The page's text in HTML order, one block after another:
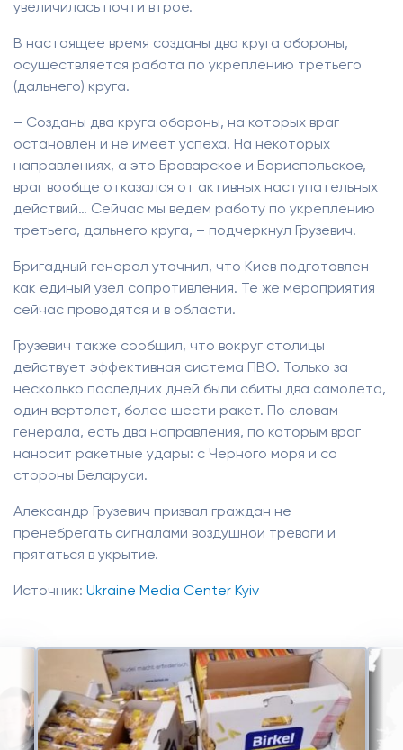
увеличилась почти втрое.
В настоящее время созданы два круга обороны,
осуществляется работа по укреплению третьего
(дальнего) круга.
– Созданы два круга обороны, на которых враг
остановлен и не имеет успеха. На некоторых
направлениях, а это Броварское и Бориспольское,
враг вообще отказался от активных наступательных
действий… Сейчас мы ведем работу по укреплению
третьего, дальнего круга, – подчеркнул Грузевич.
Бригадный генерал уточнил, что Киев подготовлен
как единый узел сопротивления. Те же мероприятия
сейчас проводятся и в области.
Грузевич также сообщил, что вокруг столицы
действует эффективная система ПВО. Только за
несколько последних дней были сбиты два самолета,
один вертолет, более шести ракет. По словам
генерала, есть два направления, по которым враг
наносит ракетные удары: с Черного моря и со
стороны Беларуси.
Александр Грузевич призвал граждан не
пренебрегать сигналами воздушной тревоги и
прятаться в укрытие.
Источник: Ukraine Media Center Kyiv